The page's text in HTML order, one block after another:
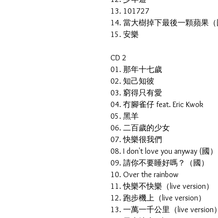
13. 101727
14. 當大樹掉下最後一顆蘋果（
15. 安樂
CD 2
01. 那年十七歲
02. 知己知彼
03. 窮得只有愛
04. 冇腳雀仔 feat. Eric Kwok
05. 黑羊
06. 二百歲的少女
07. 快樂很我們
08. I don't love you anyway (國）
09. 請你不要睡好嗎？（國）
10. Over the rainbow
11. 快樂不快樂（live version）
12. 跑步機上（live version）
13. 一萬一千公里（live version